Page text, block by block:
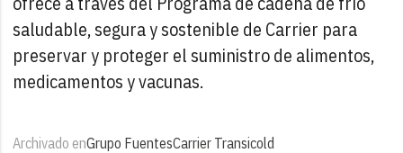
saludable, segura y sostenible de Carrier para
preservar y proteger el suministro de alimentos,
medicamentos y vacunas.
Archivado enGrupo FuentesCarrier Transicold